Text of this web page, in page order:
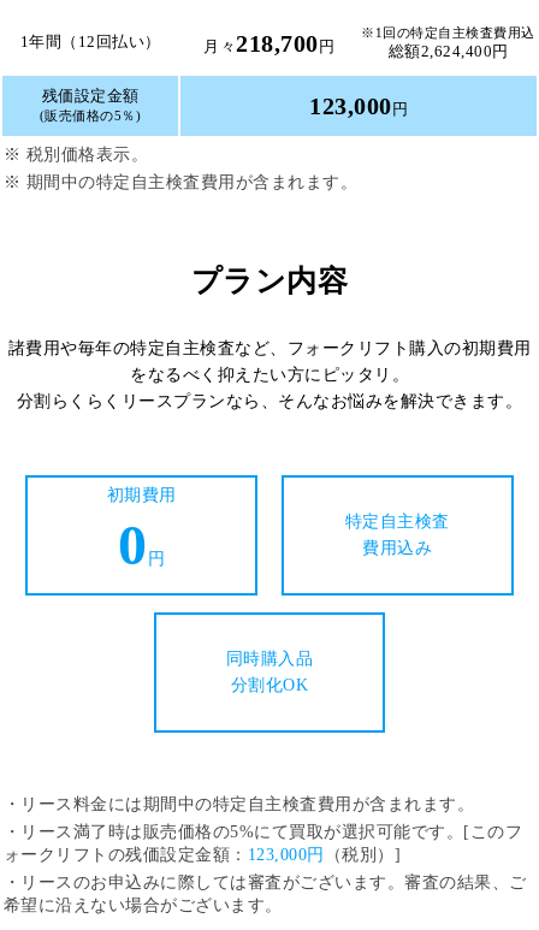
1年間（12回払い） 月々 218,700 円
※1回の特定自主検査費用込
総額2,624,400円
残価設定金額
(販売価格の5％) 123,000 円
※ 税別価格表示。
※ 期間中の特定自主検査費用が含まれます。
プラン内容
諸費用や毎年の特定自主検査など、フォークリフト購入の初期費用
をなるべく抑えたい方にピッタリ。
分割らくらくリースプランなら、そんなお悩みを解決できます。
初期費用
0 円
特定自主検査
費用込み
同時購入品
分割化OK
・リース料金には期間中の特定自主検査費用が含まれます。
・リース満了時は販売価格の5%にて買取が選択可能です。[このフ
ォークリフトの残価設定金額： 123,000円
（税別）]
・リースのお申込みに際しては審査がございます。審査の結果、ご
希望に沿えない場合がございます。